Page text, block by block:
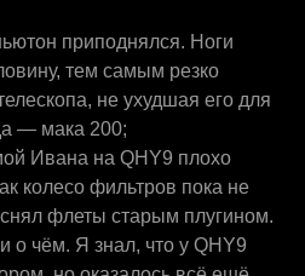
приподнялся. Ноги
тем самым резко
не ухудшая его для
— мака 200;
Ивана на QHY9 плохо
колесо фильтров пока не
флеты старым плугином.
о чём. Я знал, что у QHY9